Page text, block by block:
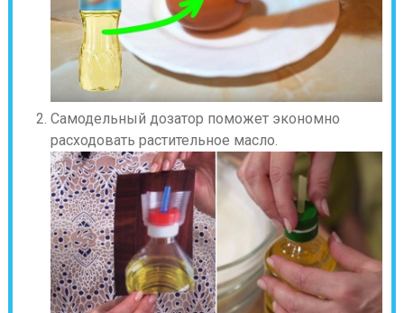
Самодельный дозатор поможет экономно
расходовать растительное масло.